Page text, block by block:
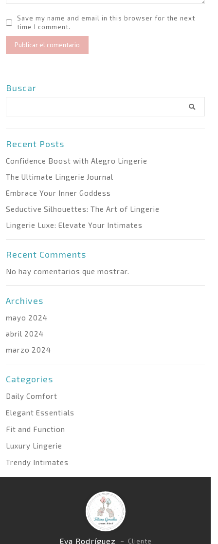
Save my name and email in this browser for the next
time I comment.
Buscar
Recent Posts
Confidence Boost with Alegro Lingerie
The Ultimate Lingerie Journal
Embrace Your Inner Goddess
Seductive Silhouettes: The Art of Lingerie
Lingerie Luxe: Elevate Your Intimates
Recent Comments
No hay comentarios que mostrar.
Archives
mayo 2024
abril 2024
marzo 2024
Categories
Daily Comfort
Elegant Essentials
Fit and Function
Luxury Lingerie
Trendy Intimates
Eva Rodríguez Cliente